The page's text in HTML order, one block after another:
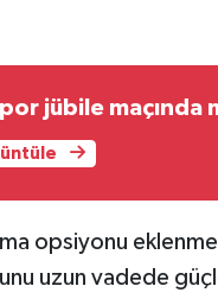
jübile maçında
opsiyonu
uzun vadede